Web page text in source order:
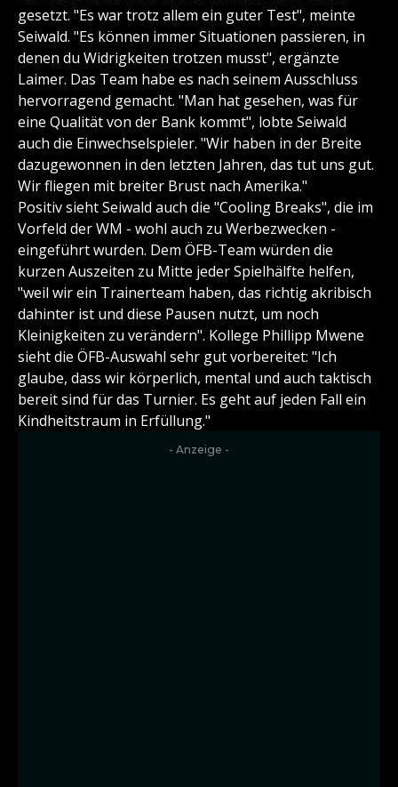
gesetzt. "Es war trotz allem ein guter Test", meinte
Seiwald. "Es können immer Situationen passieren, in
denen du Widrigkeiten trotzen musst", ergänzte
Laimer. Das Team habe es nach seinem Ausschluss
hervorragend gemacht. "Man hat gesehen, was für
eine Qualität von der Bank kommt", lobte Seiwald
auch die Einwechselspieler. "Wir haben in der Breite
dazugewonnen in den letzten Jahren, das tut uns gut.
Wir fliegen mit breiter Brust nach Amerika."
Positiv sieht Seiwald auch die "Cooling Breaks", die im
Vorfeld der WM - wohl auch zu Werbezwecken -
eingeführt wurden. Dem ÖFB-Team würden die
kurzen Auszeiten zu Mitte jeder Spielhälfte helfen,
"weil wir ein Trainerteam haben, das richtig akribisch
dahinter ist und diese Pausen nutzt, um noch
Kleinigkeiten zu verändern". Kollege Phillipp Mwene
sieht die ÖFB-Auswahl sehr gut vorbereitet: "Ich
glaube, dass wir körperlich, mental und auch taktisch
bereit sind für das Turnier. Es geht auf jeden Fall ein
Kindheitstraum in Erfüllung."
- Anzeige -